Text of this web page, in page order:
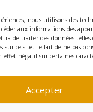
nous utilisons des
aux informations des
de traiter des données
ce site. Le fait de ne pas
négatif sur certaines
Accepter